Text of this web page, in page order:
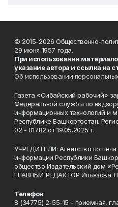
© 2015-2026 Общественно-
29 июня 1957 года.
При использовании
указание автора и ссылка на
Об использовании
Газета «Сибайский рабочий»
Федеральной службы по
информационных технологий и
Республике Башкортостан.
02 - 01782 от 19.05.2025 г.
УЧРЕДИТЕЛИ: Агентство по
информации Республики
общество Издательский дом
ГЛАВНЫЙ РЕДАКТОР Ильязова
Телефон
8 (34775) 2-55-15 - приемная,